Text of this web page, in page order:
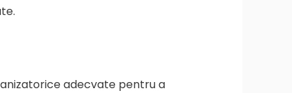
adecvate pentru a